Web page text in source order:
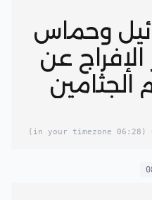
وحماس
الإفراج عن
الجثامين
(06:28 in your timezone)